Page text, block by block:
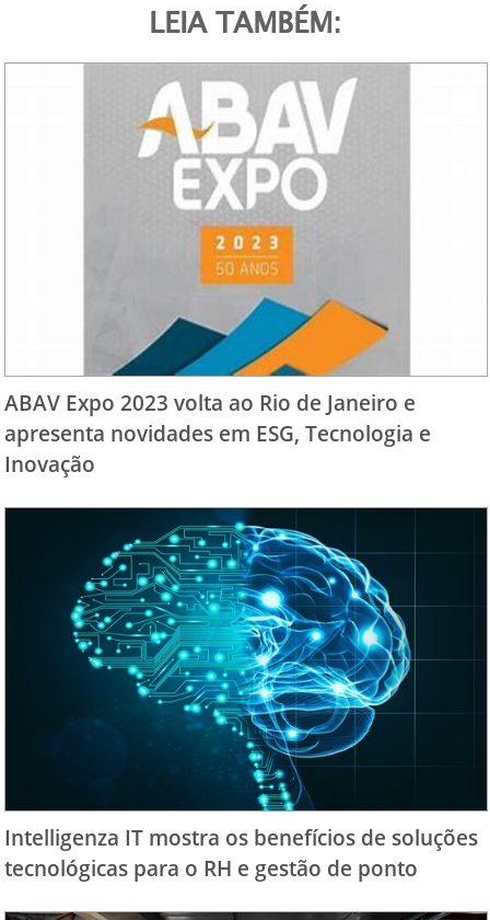
LEIA TAMBÉM:
ABAV Expo 2023 volta ao Rio de Janeiro e
apresenta novidades em ESG, Tecnologia e
Inovação
Intelligenza IT mostra os benefícios de soluções
tecnológicas para o RH e gestão de ponto